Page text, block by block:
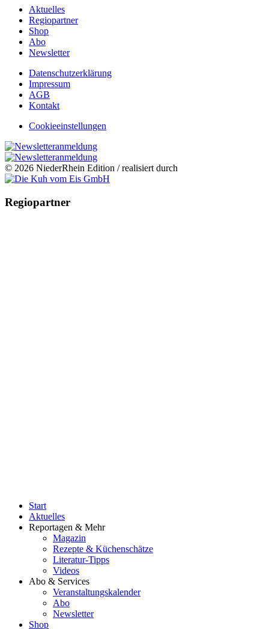
Aktuelles
Regiopartner
Shop
Abo
Newsletter
Datenschutzerklärung
Impressum
AGB
Kontakt
Cookieeinstellungen
© 2026 NiederRhein Edition / realisiert durch
Regiopartner
Start
Aktuelles
Reportagen & Mehr
Magazin
Rezepte & Küchenschätze
Literatur-Tipps
Videos
Abo & Services
Veranstaltungskalender
Abo
Newsletter
Shop